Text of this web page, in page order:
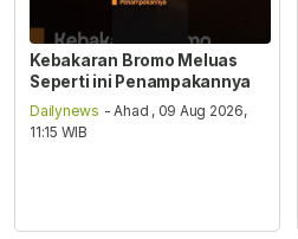
Kebakaran Bromo Meluas
Seperti ini Penampakannya
Dailynews - Ahad , 09 Aug 2026,
11:15 WIB